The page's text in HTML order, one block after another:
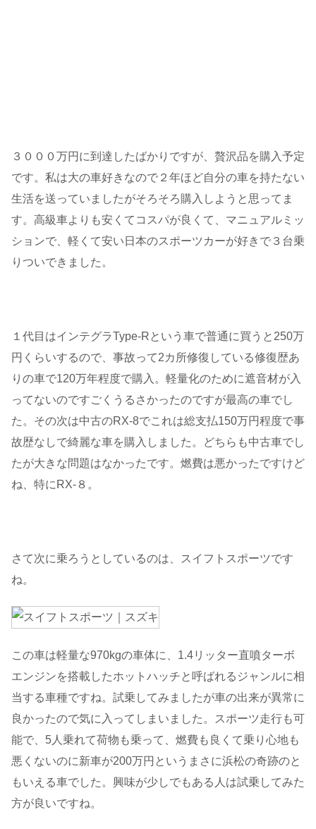
３０００万円に到達したばかりですが、贅沢品を購入予定
です。私は大の車好きなので２年ほど自分の車を持たない
生活を送っていましたがそろそろ購入しようと思ってま
す。高級車よりも安くてコスパが良くて、マニュアルミッ
ションで、軽くて安い日本のスポーツカーが好きで３台乗
りついできました。
１代目はインテグラType-Rという車で普通に買うと250万
円くらいするので、事故って2カ所修復している修復歴あ
りの車で120万年程度で購入。軽量化のために遮音材が入
ってないのですごくうるさかったのですが最高の車でし
た。その次は中古のRX-8でこれは総支払150万円程度で事
故歴なしで綺麗な車を購入しました。どちらも中古車でし
たが大きな問題はなかったです。燃費は悪かったですけど
ね、特にRX-８。
さて次に乗ろうとしているのは、スイフトスポーツです
ね。
この車は軽量な970kgの車体に、1.4リッター直噴ターボ
エンジンを搭載したホットハッチと呼ばれるジャンルに相
当する車種ですね。試乗してみましたが車の出来が異常に
良かったので気に入ってしまいました。スポーツ走行も可
能で、5人乗れて荷物も乗って、燃費も良くて乗り心地も
悪くないのに新車が200万円というまさに浜松の奇跡のと
もいえる車でした。興味が少しでもある人は試乗してみた
方が良いですね。